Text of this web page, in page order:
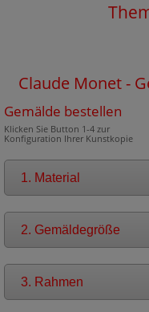
Claude Monet -
Gemälde bestellen
Klicken Sie Button 1-4 zur
Konfiguration Ihrer Kunstkopie
1. Material
2. Gemäldegröße
3. Rahmen